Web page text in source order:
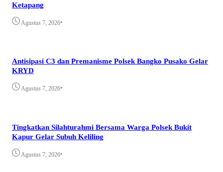
Ketapang
Agustus 7, 2026•
Antisipasi C3 dan Premanisme Polsek Bangko Pusako Gelar
KRYD
Agustus 7, 2026•
Tingkatkan Silahturahmi Bersama Warga Polsek Bukit
Kapur Gelar Subuh Keliling
Agustus 7, 2026•